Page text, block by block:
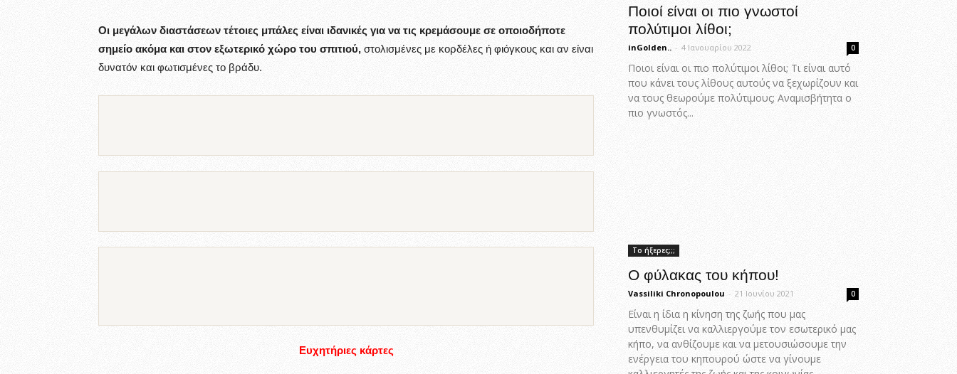
Οι μεγάλων διαστάσεων τέτοιες μπάλες είναι ιδανικές για να τις κρεμάσουμε σε οποιοδήποτε
σημείο ακόμα και στον εξωτερικό χώρο του σπιτιού, στολισμένες με κορδέλες ή φιόγκους και αν είναι
δυνατόν και φωτισμένες το βράδυ.
Ευχητήριες κάρτες
Ποιοί είναι οι πιο γνωστοί
πολύτιμοι λίθοι;
inGolden.. - 4 Ιανουαρίου 2022 0
Ποιοι είναι οι πιο πολύτιμοι λίθοι; Τι είναι αυτό
που κάνει τους λίθους αυτούς να ξεχωρίζουν και
να τους θεωρούμε πολύτιμους; Αναμισβήτητα ο
πιο γνωστός...
Το ήξερες;;;
Ο φύλακας του κήπου!
Vassiliki Chronopoulou - 21 Ιουνίου 2021 0
Είναι η ίδια η κίνηση της ζωής που μας
υπενθυμίζει να καλλιεργούμε τον εσωτερικό μας
κήπο, να ανθίζουμε και να μετουσιώσουμε την
ενέργεια του κηπουρού ώστε να γίνουμε